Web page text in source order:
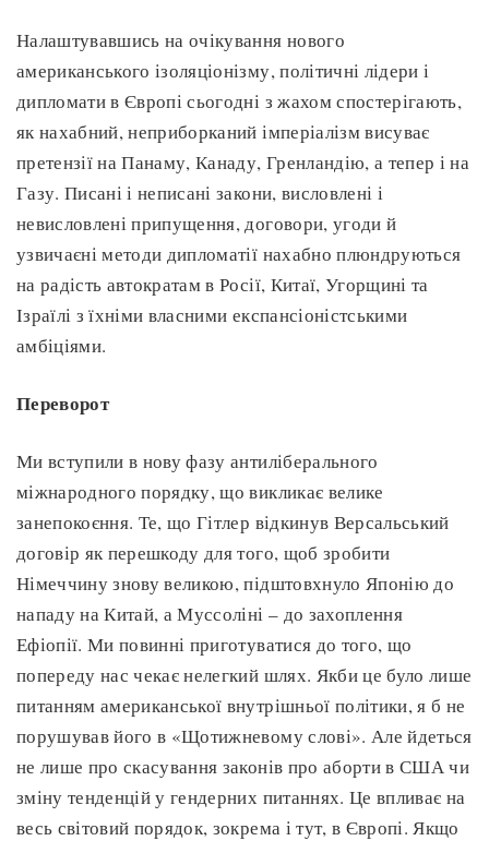
Налаштувавшись на очікування нового
американського ізоляціонізму, політичні лідери і
дипломати в Європі сьогодні з жахом спостерігають,
як нахабний, неприборканий імперіалізм висуває
претензії на Панаму, Канаду, Гренландію, а тепер і на
Газу. Писані і неписані закони, висловлені і
невисловлені припущення, договори, угоди й
узвичаєні методи дипломатії нахабно плюндруються
на радість автократам в Росії, Китаї, Угорщині та
Ізраїлі з їхніми власними експансіоністськими
амбіціями.
Переворот
Ми вступили в нову фазу антиліберального
міжнародного порядку, що викликає велике
занепокоєння. Те, що Гітлер відкинув Версальський
договір як перешкоду для того, щоб зробити
Німеччину знову великою, підштовхнуло Японію до
нападу на Китай, а Муссоліні – до захоплення
Ефіопії. Ми повинні приготуватися до того, що
попереду нас чекає нелегкий шлях. Якби це було лише
питанням американської внутрішньої політики, я б не
порушував його в «Щотижневому слові». Але йдеться
не лише про скасування законів про аборти в США чи
зміну тенденцій у гендерних питаннях. Це впливає на
весь світовий порядок, зокрема і тут, в Європі. Якщо